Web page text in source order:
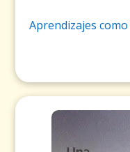
Aprendizajes